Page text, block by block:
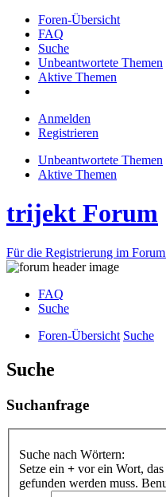
Foren-Übersicht
FAQ
Suche
Unbeantwortete Themen
Aktive Themen
Anmelden
Registrieren
Unbeantwortete Themen
Aktive Themen
trijekt Forum
Für die Registrierung im
FAQ
Suche
Foren-Übersicht Suche
Suche
Suchanfrage
Suche nach Wörtern:
Setze ein + vor ein Wort,
gefunden werden muss.